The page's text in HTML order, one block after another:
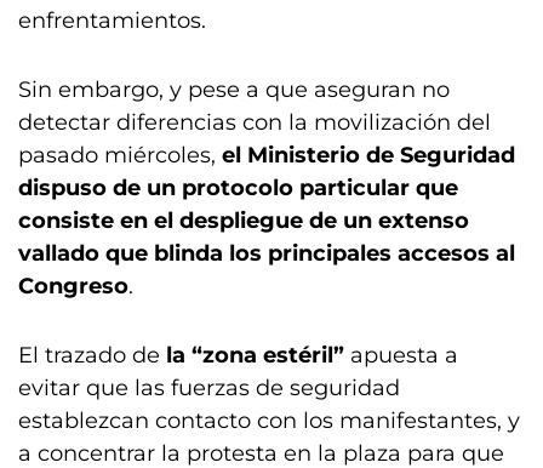
enfrentamientos.
Sin embargo, y pese a que aseguran no
detectar diferencias con la movilización del
pasado miércoles, el Ministerio de Seguridad
dispuso de un protocolo particular que
consiste en el despliegue de un extenso
vallado que blinda los principales accesos al
Congreso.
El trazado de la “zona estéril” apuesta a
evitar que las fuerzas de seguridad
establezcan contacto con los manifestantes, y
a concentrar la protesta en la plaza para que